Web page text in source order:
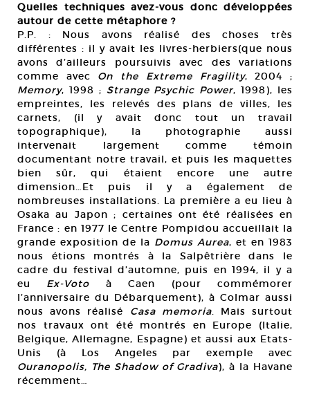
Quelles techniques avez-vous donc développées
autour de cette métaphore ?
P.P. : Nous avons réalisé des choses très
différentes : il y avait les livres-herbiers(que nous
avons d’ailleurs poursuivis avec des variations
comme avec On the Extreme Fragility, 2004 ;
Memory, 1998 ; Strange Psychic Power, 1998), les
empreintes, les relevés des plans de villes, les
carnets, (il y avait donc tout un travail
topographique), la photographie aussi
intervenait largement comme témoin
documentant notre travail, et puis les maquettes
bien sûr, qui étaient encore une autre
dimension…Et puis il y a également de
nombreuses installations. La première a eu lieu à
Osaka au Japon ; certaines ont été réalisées en
France : en 1977 le Centre Pompidou accueillait la
grande exposition de la Domus Aurea, et en 1983
nous étions montrés à la Salpêtrière dans le
cadre du festival d’automne, puis en 1994, il y a
eu Ex-Voto à Caen (pour commémorer
l’anniversaire du Débarquement), à Colmar aussi
nous avons réalisé Casa memoria. Mais surtout
nos travaux ont été montrés en Europe (Italie,
Belgique, Allemagne, Espagne) et aussi aux Etats-
Unis (à Los Angeles par exemple avec
Ouranopolis, The Shadow of Gradiva), à la Havane
récemment…